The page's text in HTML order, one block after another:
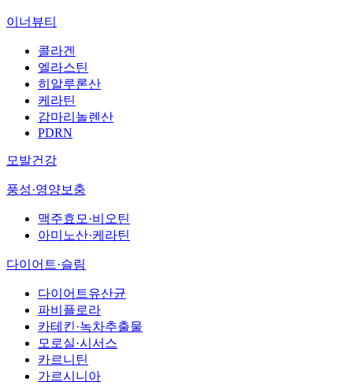
이너뷰티
콜라겐
엘라스틴
히알루론산
케라틴
감마리놀렌산
PDRN
모발건강
풍성·영양보충
맥주효모·비오틴
아미노산·케라틴
다이어트·슬림
다이어트유산균
파비플로라
카테킨·녹차추출물
모로실·시서스
카르니틴
가르시니아